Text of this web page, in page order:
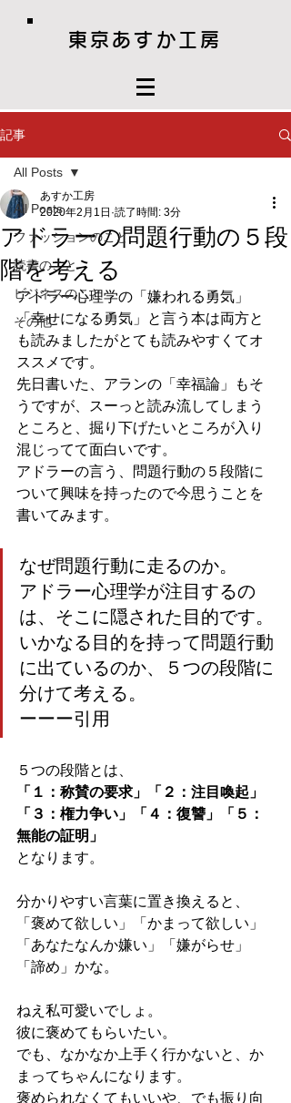
東京あすか工房
記事
All Posts
ファッションのこと
読書のこと
ビジネスのこと
その他
All Posts
アドラーの問題行動の５段
階を考える
あすか工房
2020年2月1日 読了時間: 3分
アドラー心理学の「嫌われる勇気」
「幸せになる勇気」と言う本は両方と
も読みましたがとても読みやすくてオ
ススメです。
先日書いた、アランの「幸福論」もそ
うですが、スーっと読み流してしまう
ところと、掘り下げたいところが入り
混じってて面白いです。
アドラーの言う、問題行動の５段階に
ついて興味を持ったので今思うことを
書いてみます。
なぜ問題行動に走るのか。
アドラー心理学が注目するの
は、そこに隠された目的です。
いかなる目的を持って問題行動
に出ているのか、５つの段階に
分けて考える。
ーーー引用
５つの段階とは、
「１：称賛の要求」「２：注目喚起」
「３：権力争い」「４：復讐」「５：
無能の証明」
となります。
分かりやすい言葉に置き換えると、
「褒めて欲しい」「かまって欲しい」
「あなたなんか嫌い」「嫌がらせ」
「諦め」かな。
ねえ私可愛いでしょ。
彼に褒めてもらいたい。
でも、なかなか上手く行かないと、か
まってちゃんになります。
褒められなくてもいいや、でも振り向